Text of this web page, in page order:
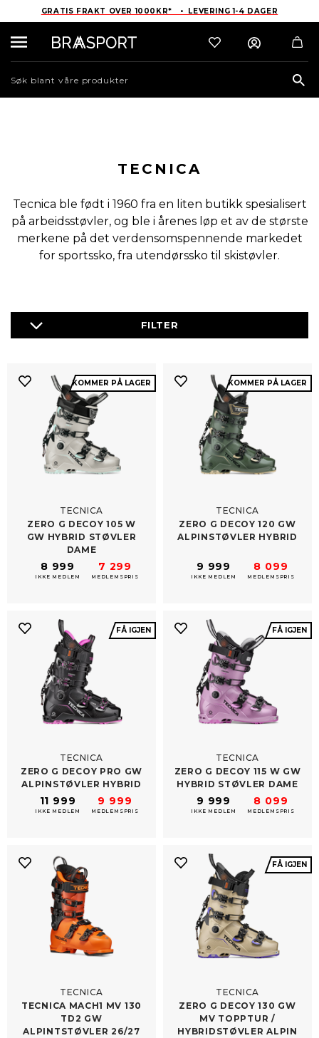
GRATIS FRAKT OVER 1000KR* • LEVERING 1-4 DAGER
TECNICA
Tecnica ble født i 1960 fra en liten butikk spesialisert
på arbeidsstøvler, og ble i årenes løp et av de største
merkene på det verdensomspennende markedet
for sportssko, fra utendørssko til skistøvler.
KOMMER PÅ LAGER
TECNICA
ZERO G DECOY 105 W
GW HYBRID STØVLER
DAME
8 999
IKKE MEDLEM
7 299
MEDLEMSPRIS
KOMMER PÅ LAGER
TECNICA
ZERO G DECOY 120 GW
ALPINSTØVLER HYBRID
9 999
IKKE MEDLEM
8 099
MEDLEMSPRIS
FÅ IGJEN
TECNICA
ZERO G DECOY PRO GW
ALPINSTØVLER HYBRID
11 999
IKKE MEDLEM
9 999
MEDLEMSPRIS
FÅ IGJEN
TECNICA
ZERO G DECOY 115 W GW
HYBRID STØVLER DAME
9 999
IKKE MEDLEM
8 099
MEDLEMSPRIS
TECNICA
TECNICA MACH1 MV 130
TD2 GW
ALPINTSTØVLER 26/​27
FÅ IGJEN
TECNICA
ZERO G DECOY 130 GW
MV TOPPTUR /​
HYBRIDSTØVLER ALPIN